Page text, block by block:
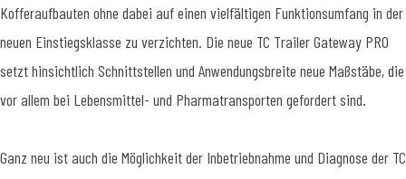
Kofferaufbauten ohne dabei auf einen vielfältigen Funktionsumfang in der
neuen Einstiegsklasse zu verzichten. Die neue TC Trailer Gateway PRO
setzt hinsichtlich Schnittstellen und Anwendungsbreite neue Maßstäbe, die
vor allem bei Lebensmittel- und Pharmatransporten gefordert sind.
Ganz neu ist auch die Möglichkeit der Inbetriebnahme und Diagnose der TC